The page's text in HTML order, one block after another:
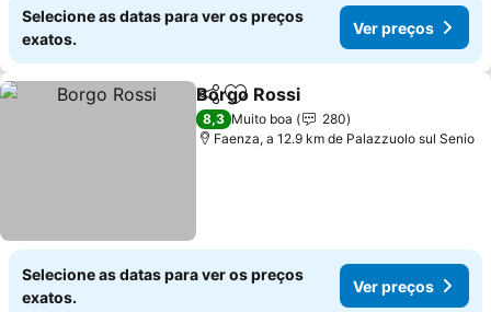
Selecione as datas para ver os preços
exatos.
Ver preços
PartilharAdicionar aos favoritos
Borgo Rossi
8,3 Muito boa
280
Faenza, a 12.9 km de Palazzuolo sul Senio
Selecione as datas para ver os preços
exatos.
Ver preços